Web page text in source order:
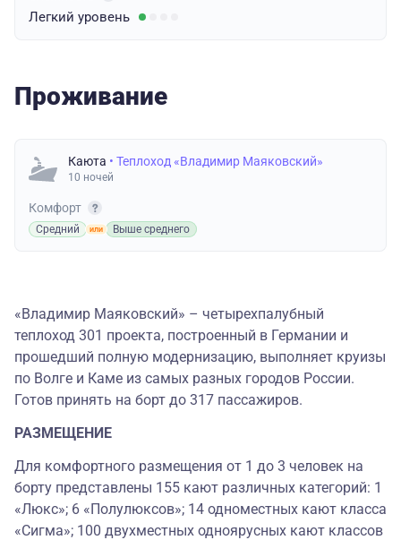
Легкий уровень
Проживание
Каюта • Теплоход «Владимир Маяковский»
10 ночей
Комфорт
Средний Выше среднего
«Владимир Маяковский» – четырехпалубный
теплоход 301 проекта, построенный в Германии и
прошедший полную модернизацию, выполняет круизы
по Волге и Каме из самых разных городов России.
Готов принять на борт до 317 пассажиров.
РАЗМЕЩЕНИЕ
Для комфортного размещения от 1 до 3 человек на
борту представлены 155 кают различных категорий: 1
«Люкс»; 6 «Полулюксов»; 14 одноместных кают класса
«Сигма»; 100 двухместных одноярусных кают классов